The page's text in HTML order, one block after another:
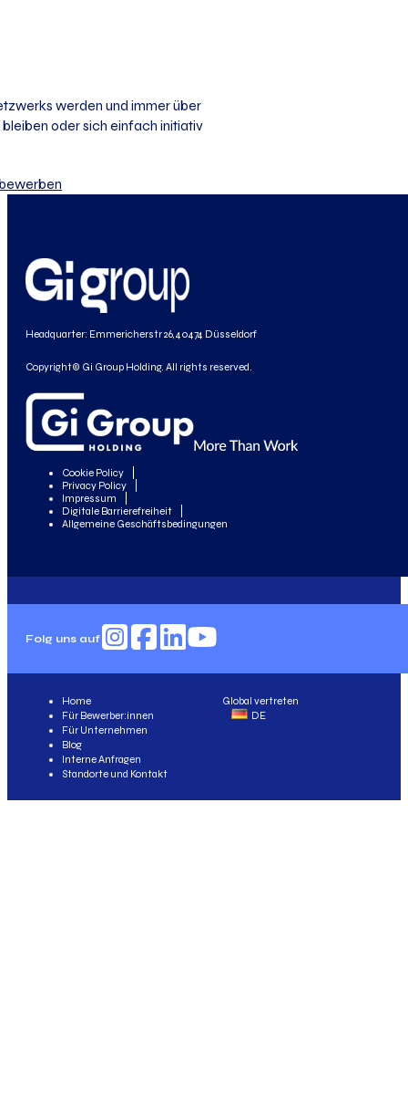
werden und immer über
oder sich einfach initiativ
Headquarter: Emmericherstr 26, 40474 Düsseldorf
Copyright© Gi Group Holding. All rights reserved.
Cookie Policy
Privacy Policy
Impressum
Digitale Barrierefreiheit
Allgemeine Geschäftsbedingungen
Folg uns auf
Global vertreten
DE
Home
Für Bewerber:innen
Für Unternehmen
Blog
Interne Anfragen
Standorte und Kontakt